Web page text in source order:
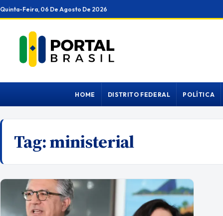
Ir
para
conteúdo
Quinta-Feira, 06 De Agosto De 2026
HOME DISTRITO FEDERAL POLÍTICA
Tag:ministerial